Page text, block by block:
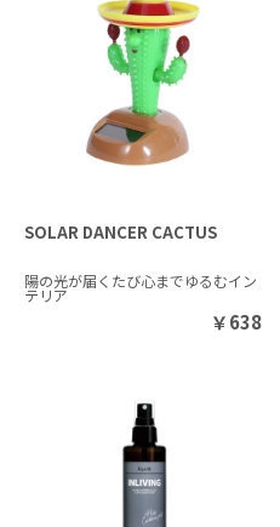
SOLAR DANCER CACTUS
陽の光が届くたび心までゆるむイン
テリア
￥638